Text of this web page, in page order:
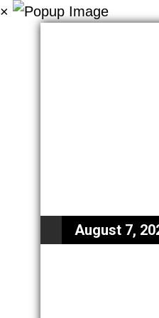
×
August 7,